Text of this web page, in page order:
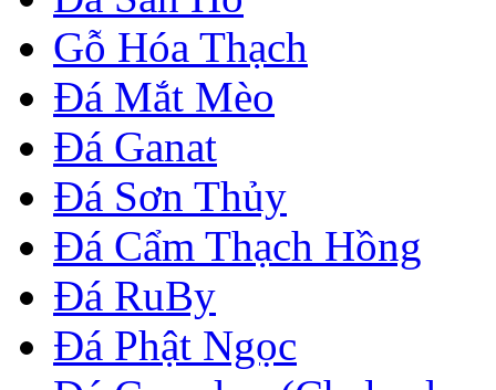
Gỗ Hóa Thạch
Đá Mắt Mèo
Đá Ganat
Đá Sơn Thủy
Đá Cẩm Thạch Hồng
Đá RuBy
Đá Phật Ngọc